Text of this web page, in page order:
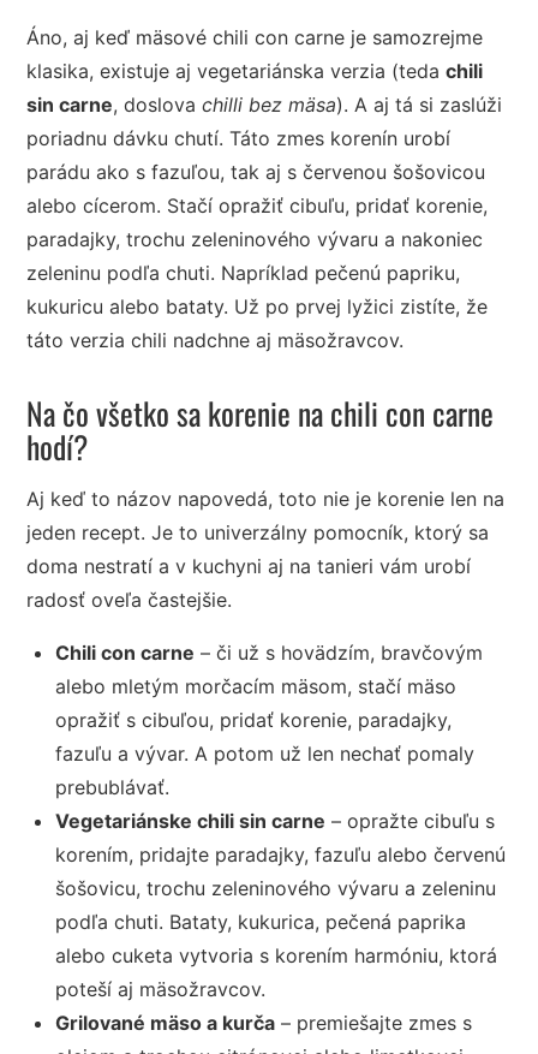
Áno, aj keď mäsové chili con carne je samozrejme
klasika, existuje aj vegetariánska verzia (tedachili
sin carne, doslovachilli bez mäsa). A aj tá si zaslúži
poriadnu dávku chutí. Táto zmes korenín urobí
parádu ako s fazuľou, tak aj s červenou šošovicou
alebo cícerom. Stačí opražiť cibuľu, pridať korenie,
paradajky, trochu zeleninového vývaru a nakoniec
zeleninu podľa chuti. Napríklad pečenú papriku,
kukuricu alebo bataty. Už po prvej lyžici zistíte, že
táto verzia chili nadchne aj mäsožravcov.
Na čo všetko sa korenie na chili con carne
hodí?
Aj keď to názov napovedá, toto nie je korenie len na
jeden recept. Je to univerzálny pomocník, ktorý sa
doma nestratí a v kuchyni aj na tanieri vám urobí
radosť oveľa častejšie.
Chili con carne – či už s hovädzím, bravčovým
alebo mletým morčacím mäsom, stačí mäso
opražiť s cibuľou, pridať korenie, paradajky,
fazuľu a vývar. A potom už len nechať pomaly
prebublávať.
Vegetariánske chili sin carne – opražte cibuľu s
korením, pridajte paradajky, fazuľu alebo červenú
šošovicu, trochu zeleninového vývaru a zeleninu
podľa chuti. Bataty, kukurica, pečená paprika
alebo cuketa vytvoria s korením harmóniu, ktorá
poteší aj mäsožravcov.
Grilované mäso a kurča – premiešajte zmes s